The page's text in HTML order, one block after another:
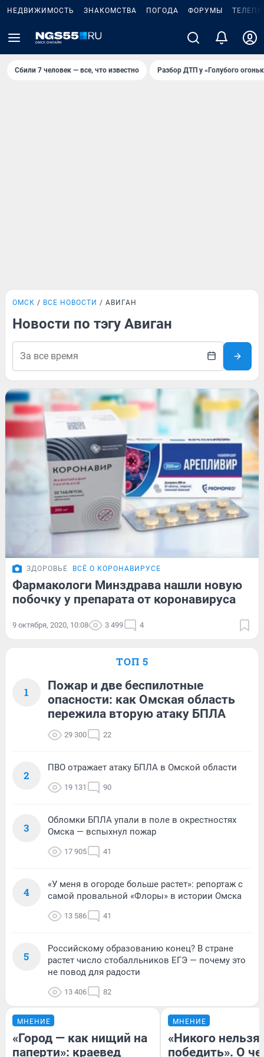
НЕДВИЖИМОСТЬ ЗНАКОМСТВА ПОГОДА ФОРУМЫ
Сбили 7 человек — все, что известно Разбор ДТП у «Голубого
ОМСК ВСЕ НОВОСТИ АВИГАН
Новости по тэгу Авиган
ЗДОРОВЬЕ ВСЁ О КОРОНАВИРУСЕ
Фармакологи Минздрава нашли новую
побочку у препарата от коронавируса
9 октября, 2020, 10:08 3 499 4
ТОП 5
1
Пожар и две беспилотные
опасности: как Омская область
пережила вторую атаку БПЛА
29 300 22
2
ПВО отражает атаку БПЛА в Омской области
19 131 90
3
Обломки БПЛА упали в поле в окрестностях
Омска — вспыхнул пожар
17 905 41
4
«У меня в огороде больше растет»: репортаж с
самой провальной «Флоры» в истории Омска
13 586 41
5
Российскому образованию конец? В стране
растет число стобалльников ЕГЭ — почему это
не повод для радости
13 406 82
МНЕНИЕ
«Город — как нищий на
паперти»: краевед
МНЕНИЕ
«Никого нельзя
победить». О